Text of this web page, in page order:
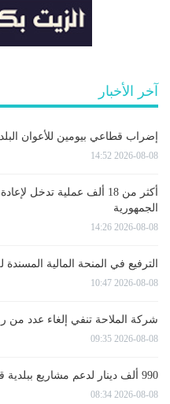
آخر الأخبار
إضراب قطاعي بيومين للأعوان
2026-08-08 14:52
أكثر من 18 ألف عملية تدخل
الجمهورية
2026-08-08 14:26
الترفيع في المنحة المالية المسندة
2026-08-08 10:47
شركة الملاحة تنفي إلغاء عدد من
2026-08-08 09:35
990 ألف دينار لدعم مشاريع ببلدية قرقنة
2026-08-08 08:34